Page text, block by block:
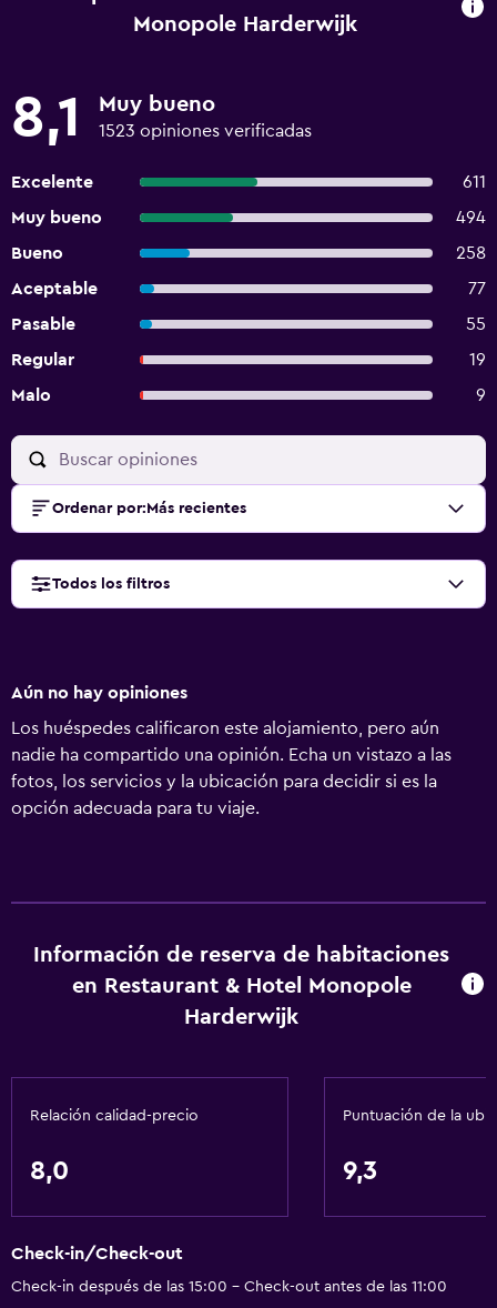
Monopole Harderwijk
8,1 Muy bueno
1523 opiniones verificadas
Excelente
611
Muy bueno
494
Bueno
258
Aceptable
77
Pasable
55
Regular
19
Malo
9
Ordenar por: Más recientes
Todos los filtros
Aún no hay opiniones
Los huéspedes calificaron este alojamiento, pero aún
nadie ha compartido una opinión. Echa un vistazo a las
fotos, los servicios y la ubicación para decidir si es la
opción adecuada para tu viaje.
Información de reserva de habitaciones
en Restaurant & Hotel Monopole
Harderwijk
Relación calidad-precio
8,0
Puntuación de la
9,3
Check-in/Check-out
Check-in después de las 15:00 - Check-out antes de las 11:00